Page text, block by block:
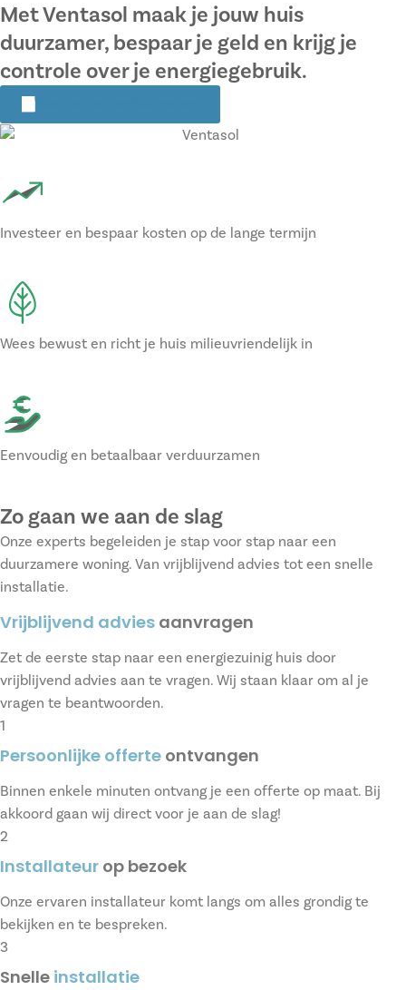
Met Ventasol maak je jouw huis
duurzamer, bespaar je geld en krijg je
controle over je energiegebruik.
Investeer en bespaar kosten op de lange termijn
Wees bewust en richt je huis milieuvriendelijk in
Eenvoudig en betaalbaar verduurzamen
Zo gaan we aan de slag
Onze experts begeleiden je stap voor stap naar een
duurzamere woning. Van vrijblijvend advies tot een snelle
installatie.
Vrijblijvend advies aanvragen
Zet de eerste stap naar een energiezuinig huis door
vrijblijvend advies aan te vragen. Wij staan klaar om al je
vragen te beantwoorden.
1
Persoonlijke offerte ontvangen
Binnen enkele minuten ontvang je een offerte op maat. Bij
akkoord gaan wij direct voor je aan de slag!
2
Installateur op bezoek
Onze ervaren installateur komt langs om alles grondig te
bekijken en te bespreken.
3
Snelle installatie